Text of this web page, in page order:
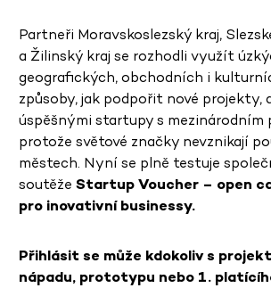
Partneři Moravskoslezský kraj,
a Žilinský kraj se rozhodli využít
geografických, obchodních i
způsoby, jak podpořit nové projekty,
úspěšnými startupy s mezinárodním
protože světové značky nevznikají
městech. Nyní se plně testuje
soutěže Startup Voucher – open
pro inovativní businessy.
Přihlásit se může kdokoliv s
nápadu, prototypu nebo 1.